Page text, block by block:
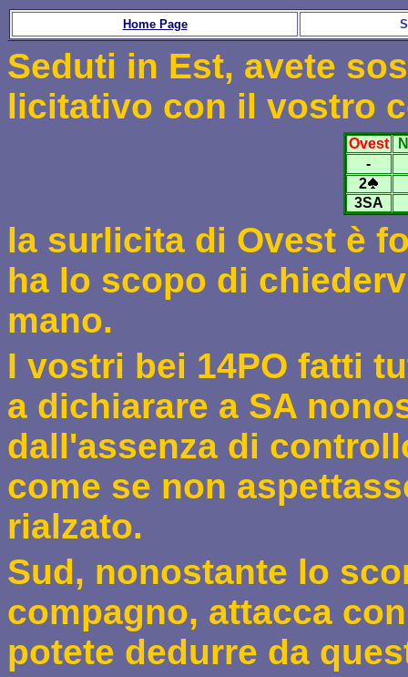
Home Page
Seduti in Est, avete
licitativo con il vostro
Ovest
-
2
3SA
la surlicita di Ovest è
ha lo scopo di
mano.
I vostri bei 14PO fatti
a dichiarare a SA
dall'assenza di
come se non
rialzato.
Sud, nonostante lo
compagno, attacca
potete dedurre da